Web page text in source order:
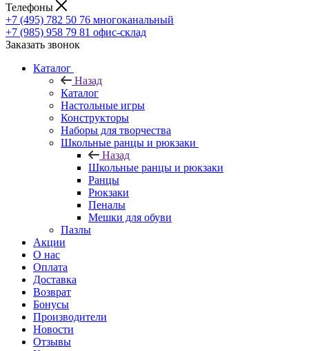
Телефоны
+7 (495) 782 50 76 многоканальный
+7 (985) 958 79 81 офис-склад
Заказать звонок
Каталог
Назад
Каталог
Настольные игры
Конструкторы
Наборы для творчества
Школьные ранцы и рюкзаки
Назад
Школьные ранцы и рюкзаки
Ранцы
Рюкзаки
Пеналы
Мешки для обуви
Пазлы
Акции
О нас
Оплата
Доставка
Возврат
Бонусы
Производители
Новости
Отзывы